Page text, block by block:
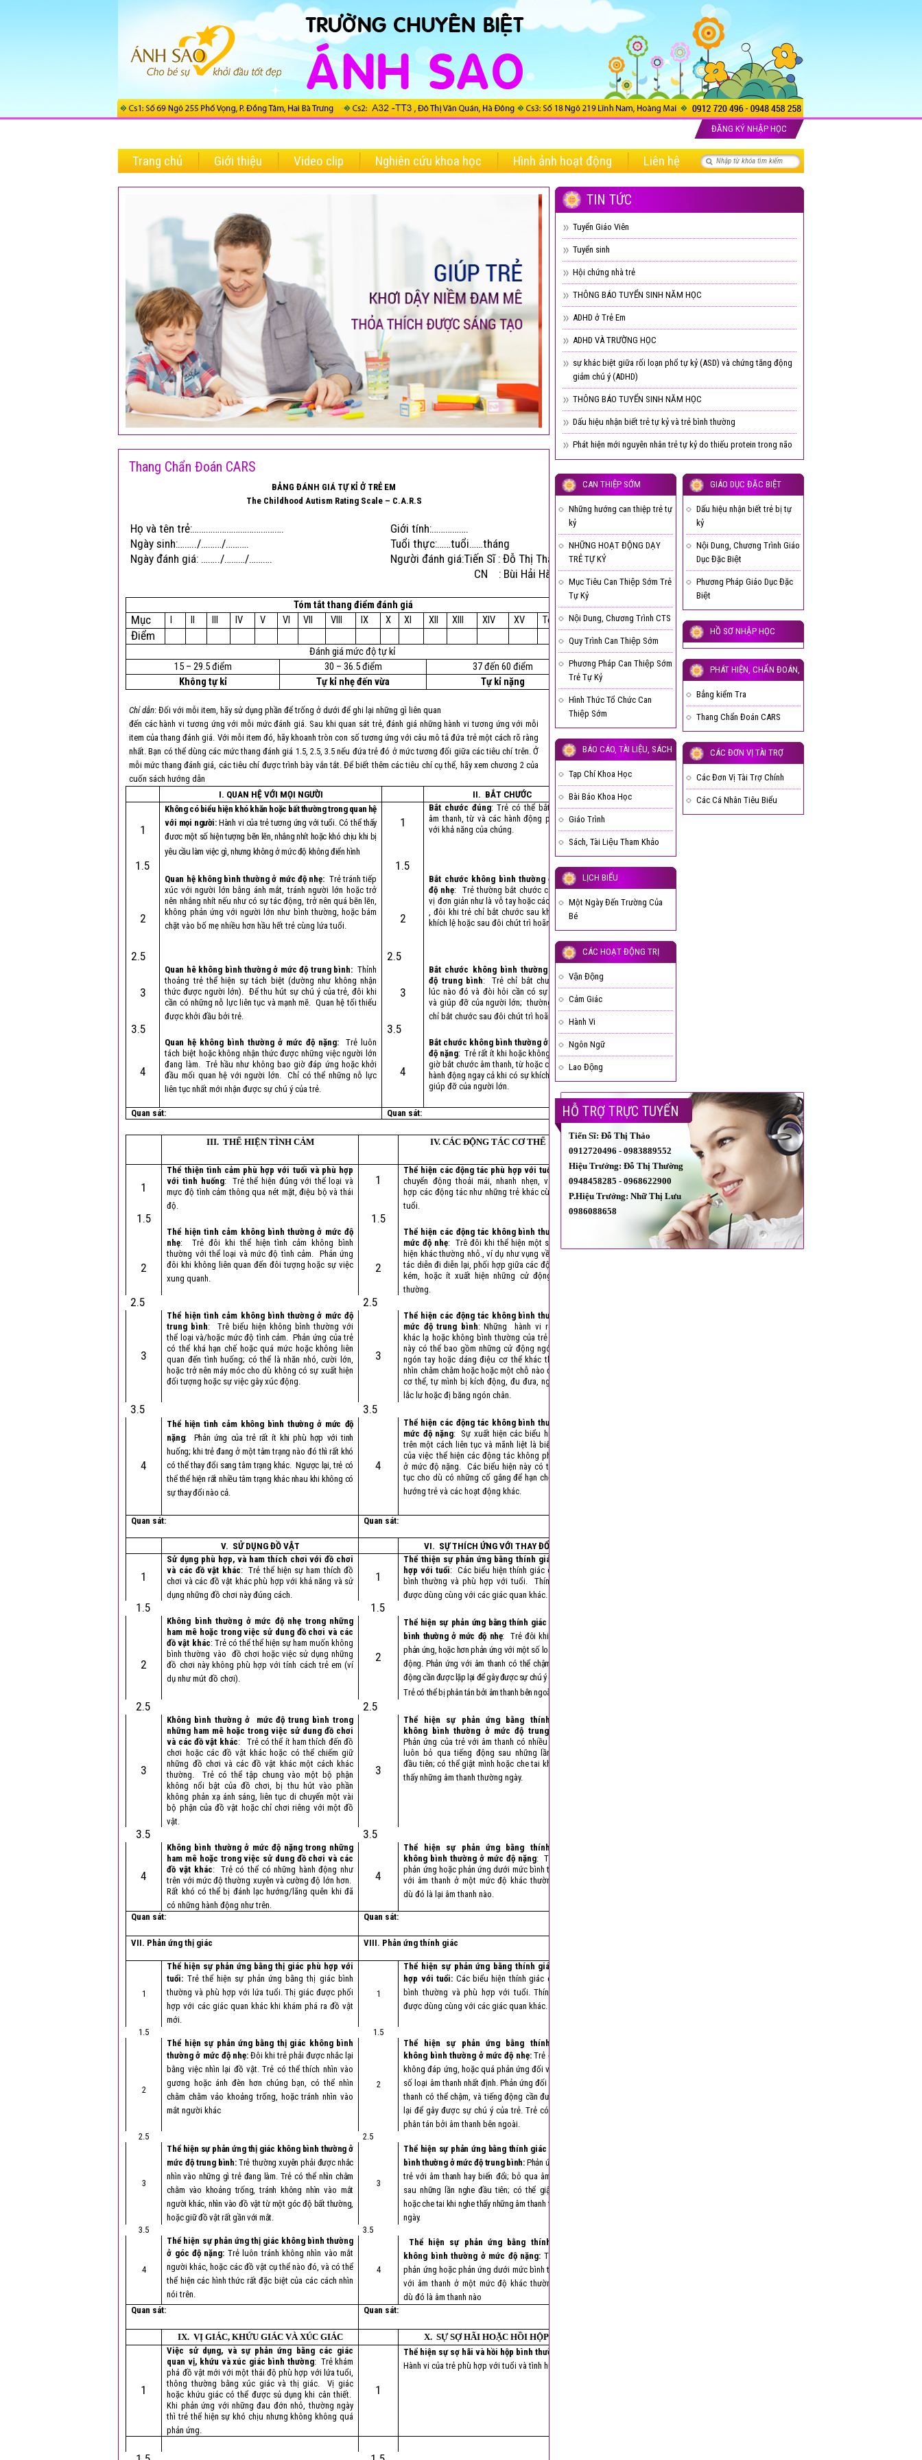
ĐĂNG KÝ NHẬP HỌC
Trang chủ Giới thiệu Video clip Nghiên cứu khoa học Hình ảnh hoạt động Liên hệ
Thang Chẩn Đoán CARS
BẢNG ĐÁNH GIÁ TỰ KỈ Ở TRẺ EM
The Childhood Autism Rating Scale – C.A.R.S
Họ và tên trẻ:………………………………….
Giới tính:…………….
Ngày sinh:……../………/……….
Tuổi thực:……tuổi……tháng
Ngày đánh giá: ……../………/……….
Người đánh giá:Tiến Sĩ : Đỗ Thị Thảo
CN : Bùi Hải Hà
Tóm tắt thang điểm đánh giá
Mục I II III IV V VI VII VIII IX X XI XII XIII XIV XV Tổng
Điểm
Đánh giá mức độ tự kỉ
15 – 29.5 điểm
30 – 36.5 điểm
37 đến 60 điểm
Không tự kỉ
Tự kỉ nhẹ đến vừa Tự kỉ nặng
Chỉ dẫn: Đối với mỗi item, hãy sử dụng phần để trống ở dưới để ghi lại những gì liên quan
đến các hành vi tương ứng với mỗi mức đánh giá. Sau khi quan sát trẻ, đánh giá những hành vi tương ứng với mỗi
item của thang đánh giá. Với mỗi item đó, hãy khoanh tròn con số tương ứng với câu mô tả đứa trẻ một cách rõ ràng
nhất. Bạn có thể dùng các mức thang đánh giá 1.5, 2.5, 3.5 nếu đứa trẻ đó ở mức tương đối giữa các tiêu chí trên. Ở
mỗi mức thang đánh giá, các tiêu chí được trình bày vắn tắt. Để biết thêm các tiêu chí cụ thể, hãy xem chương 2 của
cuốn sách hướng dẫn
I. QUAN HỆ VỚI MỌI NGƯỜI
II. BẮT CHƯỚC
1
Không có biểu hiện khó khăn hoặc bất thường trong quan hệ
với mọi người:Hành vi của trẻ tương ứng với tuổi. Có thể thấy
đươc một số hiện tượng bẽn lẽn, nhắng nhít hoặc khó chịu khi bị
yêu cầu làm việc gì, nhưng không ở mức độ không điển hình
1
Bắt chước đúng: Trẻ có thể bắt chước
âm thanh, từ và các hành động phù hợp
với khả năng của chúng.
1.5 1.5
2
Quan hệ không bình thường ở mức độ nhẹ: Trẻ tránh tiếp
xúc với người lớn bằng ánh mắt, tránh người lớn hoặc trở
nên nhắng nhít nếu như có sự tác động, trở nên quá bẽn lẽn,
không phản ứng với người lớn như bình thường, hoặc bám
chặt vào bố mẹ nhiều hơn hầu hết trẻ cùng lứa tuổi.
2
Bắt chước không bình thường ở mức
độ nhẹ: Trẻ thường bắt chước các hành
vị đơn giản như là vỗ tay hoặc các từ đơn
, đôi khi trẻ chỉ bắt chước sau khi có sự
khích lệ hoặc sau đôi chút trì hoãn.
2.5 2.5
3
Quan hê không bình thường ở mức độ trung bình: Thỉnh
thoảng trẻ thể hiện sự tách biệt (dường như không nhận
thức được người lớn). Để thu hút sự chú ý của trẻ, đôi khi
cần có những nỗ lực liên tục và mạnh mẽ. Quan hệ tối thiểu
được khởi đầu bởi trẻ.
3
Bắt chước không bình thường ở mức
độ trung bình: Trẻ chỉ bắt chước một
lúc nào đó và đòi hỏi cần có sự kiên trì
và giúp đỡ của người lớn; thường xuyên
chỉ bắt chước sau đôi chút trì hoãn.
3.5 3.5
4
Quan hệ không bình thường ở mức độ nặng: Trẻ luôn
tách biệt hoặc không nhận thức được những việc người lớn
đang làm. Trẻ hầu như không bao giờ đáp ứng hoặc khởi
đầu mối quan hệ với người lớn. Chỉ có thể những nỗ lực
liên tục nhất mới nhận được sự chú ý của trẻ.
4
Bắt chước không bình thường ở mức
độ nặng: Trẻ rất ít khi hoặc không bao
giờ bắt chước âm thanh, từ hoặc các
hành động ngay cả khi có sự khích lệ và
giúp đỡ của người lớn.
Quan sát: Quan sát:
III. THỂ HIỆN TÌNH CẢM IV. CÁC ĐỘNG TÁC CƠ THỂ
1
Thể thiện tình cảm phù hợp với tuổi và phù hợp
với tình huống: Trẻ thể hiện đúng với thể loại và
mực độ tình cảm thông qua nét mặt, điệu bộ và thái
độ.
1
Thể hiện các động tác phù hợp với tuổi
: Trẻ
chuyển động thoải mái, nhanh nhẹn, và phối
hợp các động tác như những trẻ khác cùng lứa
tuổi.
1.5 1.5
2
Thể hiện tình cảm không bình thường ở mức độ
nhẹ: Trẻ đôi khi thể hiện tình cảm không bình
thường với thể loại và mức độ tình cảm. Phản ứng
đôi khi không liên quan đến đôi tượng hoặc sự việc
xung quanh.
2
Thể hiện các động tác không bình thường ở
mức độ nhẹ: Trê đôi khi thể hiện một số biểu
hiện khác thường nhỏ., ví dụ như vụng về, động
tác diễn đi diễn lại, phối hợp giữa các động tác
kém, hoặc ít xuất hiện những cử động khác
thường.
2.5 2.5
3
Thể hiện tình cảm không bình thường ở mức độ
trung bình: Trê biểu hiện không bình thường với
thể loại và/hoặc mức độ tình cảm. Phản ứng của trẻ
có thể khá hạn chế hoặc quá mức hoặc không liên
quan đến tình huống; có thể là nhăn nhó, cười lớn,
hoặc trở nên máy móc cho dù không có sự xuất hiện
đối tượng hoặc sự việc gây xúc động.
3
Thể hiện các động tác không bình thường ở
mức độ trung bình: Những hành vi rõ ràng
khác lạ hoặc không bình thường của trẻ ở tuổi
này có thể bao gồm những cử động ngón tay,
ngón tay hoặc dáng điệu cơ thể khác thường,
nhìn chằm chằm hoặc hoặc một chỗ nào đó trên
cơ thể, tự mình bị kích động, đu đưa, ngón tay
lắc lư hoặc đị băng ngón chân.
3.5 3.5
4
Thể hiện tình cảm không bình thường ở mức độ
nặng: Phản ứng của trẻ rất ít khi phù hợp với tinh
huống; khi trẻ đang ở một tâm trạng nào đó thì rất khó
có thể thay đổi sang tâm trạng khác. Ngược lại, trẻ có
thể thể hiện rất nhiều tâm trạng khác nhau khi không có
sự thay đổi nào cả.
4
Thể hiện các động tác không bình thường ở
mức độ nặng: Sự xuất hiện các biểu hiện nói
trên một cách liên tục và mãnh liệt là biểu hiện
của việc thể hiện các động tác không phù hợp
ở mức độ nặng. Các biểu hiện này có thể liên
tục cho dù có những cố gắng để hạn chế hoắc
hướng trẻ và các hoạt động khác.
Quan sát: Quan sát:
V. SỬ DỤNG ĐỒ VẬT VI. SỰ THÍCH ỨNG VỚI THAY ĐỔI
1
Sử dụng phù hợp, và ham thích chơi với đồ chơi
và các đồ vật khác: Trẻ thể hiện sự ham thích đồ
chơi và các đồ vật khác phù hợp với khả năng và sử
dụng những đồ chơi này đúng cách.
1
Thể thiện sự phản ứng bằng thính giác phù
hợp với tuổi: Các biểu hiện thính giác của trẻ
bình thường và phù hợp với tuổi. Thính giác
được dùng cùng với các giác quan khác.
1.5 1.5
2
Không bình thường ở mức độ nhẹ trong những
ham mê hoặc trong việc sử dung đồ chơi và các
đồ vật khác: Trẻ có thể thể hiện sự ham muốn không
bình thường vào đồ chơi hoặc việc sử dụng những
đồ chơi này không phù hợp với tính cách trẻ em (ví
dụ như mút đồ chơi).
2
Thể hiện sự phản ứng bằng thính giác không
bình thường ở mức độ nhẹ: Trẻ đôi khi không
phản ứng, hoặc hơn phản ứng với một số loại tiếng
động. Phản ứng với âm thanh có thể chậm, tiếng
động cần được lặp lại để gây được sự chú ý của trẻ.
Trẻ có thể bị phân tán bởi âm thanh bên ngoài.
2.5 2.5
3
Không bình thường ở mức độ trung bình trong
những ham mê hoặc trong việc sử dung đồ chơi
và các đồ vật khác: Trẻ có thể ít ham thích đến đồ
chơi hoặc các đồ vật khác hoặc có thể chiếm giữ
những đồ chơi và các đồ vật khác một cách khác
thường. Trẻ có thể tập chung vào một bộ phận
không nổi bật của đồ chơi, bị thu hút vào phần
không phản xạ ánh sáng, liên tục di chuyển một vài
bộ phận của đồ vật hoặc chỉ chơi riêng với một đồ
vật.
3
Thể hiện sự phản ứng bằng thính giác
không bình thường ở mức độ trung bình
Phản ứng của trẻ với âm thanh có nhiều dạng;
luôn bỏ qua tiếng động sau những lần nghe
đầu tiên; có thể giật mình hoặc che tai khi nghe
thấy những âm thanh thường ngày.
3.5 3.5
4
Không bình thường ở mức độ nặng trong những
ham mê hoặc trong việc sử dung đồ chơi và các
đồ vật khác: Trẻ có thể có những hành động như
trên với mức độ thường xuyên và cường độ lớn hơn.
Rất khó có thể bị đánh lạc hướng/lãng quên khi đã
có những hành động như trên.
4
Thể hiện sự phản ứng bằng thính giác
không bình thường ở mức độ nặng: Trẻ quá
phản ứng hoặc phản ứng dưới mức bình thường
với âm thanh ở một mức độ khác thường cho
dù đó là lại âm thanh nào.
Quan sát: Quan sát:
VII. Phản ứng thị giác VIII. Phản ứng thính giác
1
Thể hiện sự phản ứng bằng thị giác phù hợp với
tuổi: Trẻ thể hiện sự phản ứng bằng thị giác bình
thường và phù hợp với lứa tuổi. Thị giác được phối
hợp với các giác quan khác khi khám phá ra đồ vật
mới.
1
Thể hiện sự phản ứng bằng thính giác phù
hợp với tuổi: Các biểu hiện thính giác của trẻ
bình thường và phù hợp với tuổi. Thính giác
được dùng cùng với các giác quan khác.
1.5 1.5
2
Thể hiện sự phản ứng bằng thị giác không bình
thường ở mức độ nhẹ: Đôi khi trẻ phải được nhắc lại
bằng việc nhìn lại đồ vật. Trẻ có thể thích nhìn vào
gương hoặc ánh đèn hơn chúng bạn, có thể nhìn
chằm chằm vảo khoảng trống, hoặc tránh nhìn vào
mắt người khác
2
Thể hiện sự phản ứng bằng thính giác
không bình thường ở mức độ nhẹ:Trẻ đôi khi
không đáp ứng, hoặc quá phản ứng đối với một
số loại âm thanh nhất định. Phản ứng đối với âm
thanh có thể chậm, và tiếng động cần được lặp
lại để gây được sự chú ý của trẻ. Trẻ có thể bị
phân tán bởi âm thanh bên ngoài.
2.5
2.5
3
Thể hiện sự phản ứng thị giác không bình thường ở
mức độ trung bình: Trẻ thường xuyên phải được nhắc
nhìn vào những gì trẻ đang làm. Trẻ có thể nhìn chằm
chằm vào khoảng trống, tránh không nhìn vào mắt
người khác, nhìn vào đồ vật từ một góc độ bất thường,
hoặc giữ đồ vật rất gần với mắt.
3
Thể hiện sự phản ứng bằng thính giác không
bình thường ở mức độ trung bình:Phản ứng của
trẻ với âm thanh hay biến đổi; bỏ qua âm thanh
sau những lần nghe đầu tiên; có thể giật mình
hoặc che tai khi nghe thấy những âm thanh thường
ngày.
3.5
3.5
4
Thể hiện sự phản ứng thị giác không bình thường
ở góc độ nặng: Trẻ luôn tránh không nhìn vào mắt
người khác, hoặc các đồ vật cụ thể nào đó, và có thể
thể hiện các hình thức rất đặc biệt của các cách nhìn
nói trên.
4
Thể hiện sự phản ứng bằng thính giác
không bình thường ở mức độ nặng: Trẻ quá
phản ứng hoặc phản ứng dưới mức bình thường
với âm thanh ở một mức độ khác thường cho
dù đó là âm thanh nào
Quan sát:
Quan sát:
IX. VỊ GIÁC, KHỨU GIÁC VÀ XÚC GIÁC X. SỰ SỢ HÃI HOẶC HỒI HỘP
1
Việc sử dụng, và sự phản ứng bằng các giác
quan vị, khứu và xúc giác bình thường: Trẻ khám
phá đồ vật mới với một thái độ phù hợp với lứa tuổi,
thông thường bằng xúc giác và thị giác. Vị giác
hoặc khứu giác có thể được sủ dụng khi cân thiết.
Khi phản ứng với những đau đớn nhỏ, thường ngày
thì trẻ thể hiện sự khó chịu nhưng không không quá
phản ứng.
1
Thể hiện sự sợ hãi và hồi hộp bình thường
Hành vi của trẻ phù hợp với tuổi và tình huống.
TIN TỨC
Tuyển Giáo Viên
Tuyển sinh
Hội chứng nhà trẻ
THÔNG BÁO TUYỂN SINH NĂM HỌC
ADHD ở Trẻ Em
ADHD VÀ TRƯỜNG HỌC
sự khác biệt giữa rối loạn phổ tự kỷ (ASD) và chứng tăng động
giảm chú ý (ADHD)
THÔNG BÁO TUYỂN SINH NĂM HỌC
Dấu hiệu nhận biết trẻ tự kỷ và trẻ bình thường
Phát hiện mới nguyên nhân trẻ tự kỷ do thiếu protein trong não
CAN THIỆP SỚM
Những hướng can thiệp trẻ tự
kỷ
NHỮNG HOẠT ĐỘNG DẠY
TRẺ TỰ KỶ
Mục Tiêu Can Thiệp Sớm Trẻ
Tự Kỷ
Nội Dung, Chương Trình CTS
Quy Trình Can Thiệp Sớm
Phương Pháp Can Thiệp Sớm
Trẻ Tự Kỷ
Hình Thức Tổ Chức Can
Thiệp Sớm
BÁO CÁO, TÀI LIỆU, SÁCH
Tạp Chí Khoa Học
Bài Báo Khoa Học
Giáo Trình
Sách, Tài Liệu Tham Khảo
LỊCH BIỂU
Một Ngày Đến Trường Của
Bé
CÁC HOẠT ĐỘNG TRỊ
LIỆU
Vận Động
Cảm Giác
Hành Vi
Ngôn Ngữ
Lao Động
GIÁO DỤC ĐẶC BIỆT
Dấu hiệu nhận biết trẻ bị tự
kỷ
Nội Dung, Chương Trình Giáo
Dục Đặc Biệt
Phương Pháp Giáo Dục Đặc
Biệt
HỒ SƠ NHẬP HỌC
PHÁT HIỆN, CHẨN ĐOÁN,
ĐÁNH GIÁ
Bẳng kiểm Tra
Thang Chẩn Đoán CARS
CÁC ĐƠN VỊ TÀI TRỢ
Các Đơn Vị Tài Trợ Chính
Các Cá Nhân Tiêu Biểu
HỖ TRỢ TRỰC TUYẾN
Tiến Sĩ: Đỗ Thị Thảo
0912720496 - 0983889552
Hiệu Trưởng: Đỗ Thị Thường
0948458285 - 0968622900
P.Hiệu Trưởng: Nhữ Thị Lưu
0986088658